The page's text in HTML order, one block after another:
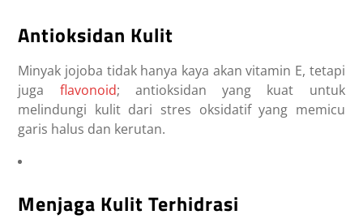
Antioksidan Kulit
Minyak jojoba tidak hanya kaya akan vitamin E, tetapi
juga flavonoid; antioksidan yang kuat untuk
melindungi kulit dari stres oksidatif yang memicu
garis halus dan kerutan.
Menjaga Kulit Terhidrasi